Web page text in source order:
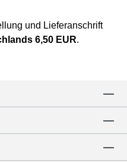
und Lieferanschrift
6,50 EUR.